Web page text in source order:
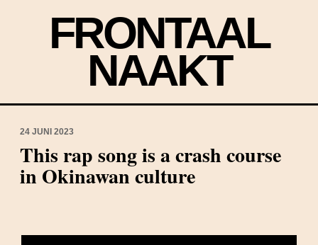
FRONTAAL
NAAKT
24 JUNI 2023
This rap song is a crash course
in Okinawan culture